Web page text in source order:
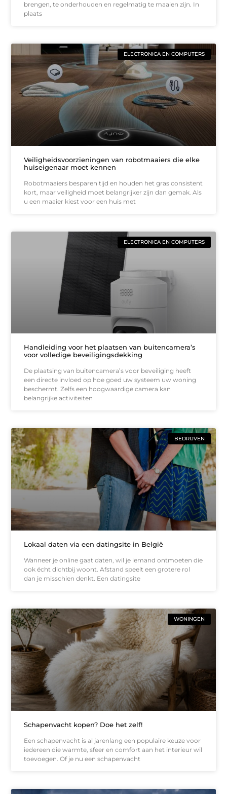
brengen, te onderhouden en regelmatig te maaien zijn. In
plaats
ELECTRONICA EN COMPUTERS
Veiligheidsvoorzieningen van robotmaaiers die elke
huiseigenaar moet kennen
Robotmaaiers besparen tijd en houden het gras consistent
kort, maar veiligheid moet belangrijker zijn dan gemak. Als
u een maaier kiest voor een huis met
ELECTRONICA EN COMPUTERS
Handleiding voor het plaatsen van buitencamera’s
voor volledige beveiligingsdekking
De plaatsing van buitencamera’s voor beveiliging heeft
een directe invloed op hoe goed uw systeem uw woning
beschermt. Zelfs een hoogwaardige camera kan
belangrijke activiteiten
BEDRIJVEN
Lokaal daten via een datingsite in België
Wanneer je online gaat daten, wil je iemand ontmoeten die
ook écht dichtbij woont. Afstand speelt een grotere rol
dan je misschien denkt. Een datingsite
WONINGEN
Schapenvacht kopen? Doe het zelf!
Een schapenvacht is al jarenlang een populaire keuze voor
iedereen die warmte, sfeer en comfort aan het interieur wil
toevoegen. Of je nu een schapenvacht